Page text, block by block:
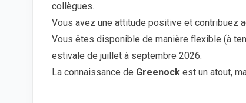
collègues.
Vous avez une attitude positive et contribuez
Vous êtes disponible de manière flexible (à
estivale de juillet à septembre 2026.
La connaissance de Greenock est un atout,